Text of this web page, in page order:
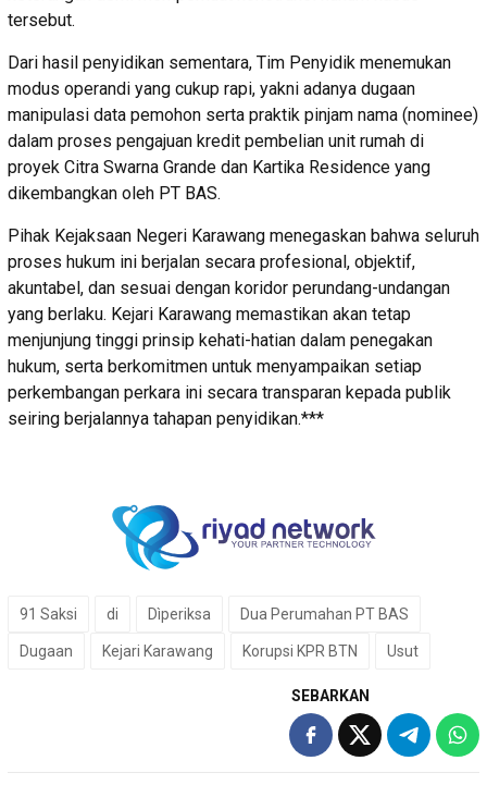
tersebut.
Dari hasil penyidikan sementara, Tim Penyidik menemukan
modus operandi yang cukup rapi, yakni adanya dugaan
manipulasi data pemohon serta praktik pinjam nama (nominee)
dalam proses pengajuan kredit pembelian unit rumah di
proyek Citra Swarna Grande dan Kartika Residence yang
dikembangkan oleh PT BAS.
Pihak Kejaksaan Negeri Karawang menegaskan bahwa seluruh
proses hukum ini berjalan secara profesional, objektif,
akuntabel, dan sesuai dengan koridor perundang-undangan
yang berlaku. Kejari Karawang memastikan akan tetap
menjunjung tinggi prinsip kehati-hatian dalam penegakan
hukum, serta berkomitmen untuk menyampaikan setiap
perkembangan perkara ini secara transparan kepada publik
seiring berjalannya tahapan penyidikan.***
91 Saksi di Dìperiksa Dua Perumahan PT BAS
Dugaan Kejari Karawang Korupsi KPR BTN Usut
SEBARKAN